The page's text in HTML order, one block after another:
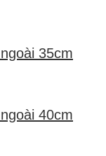
35cm
40cm